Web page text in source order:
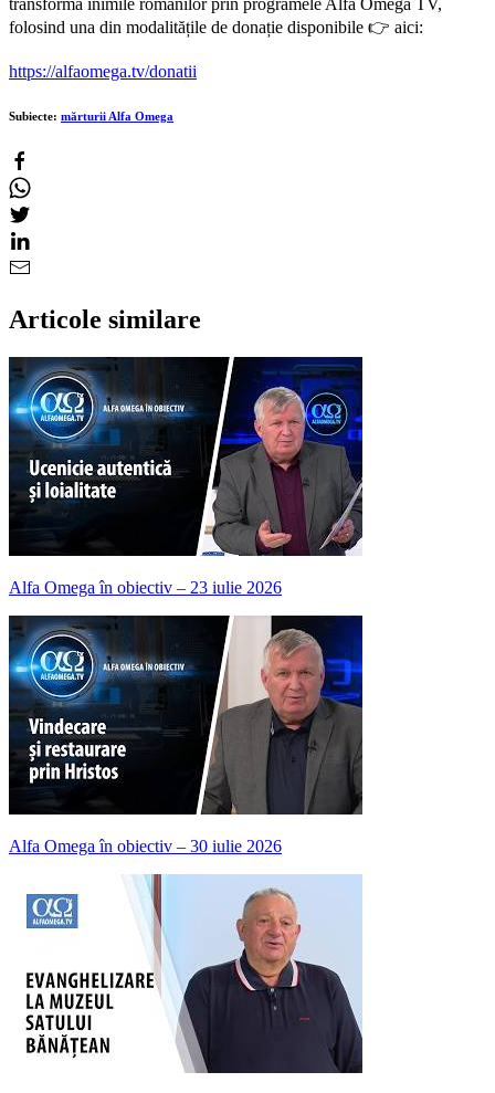
folosind una din modalitățile de donație disponibile 👉 aici:
https://alfaomega.tv/donatii
Subiecte: mărturii Alfa Omega
Articole similare
Alfa Omega în obiectiv – 23 iulie 2026
Alfa Omega în obiectiv – 30 iulie 2026